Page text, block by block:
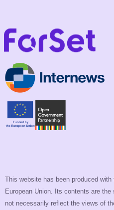
This website has been produced
European Union. Its contents are
not necessarily reflect the views of